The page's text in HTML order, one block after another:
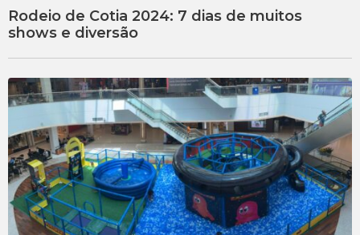
Rodeio de Cotia 2024: 7 dias de muitos
shows e diversão